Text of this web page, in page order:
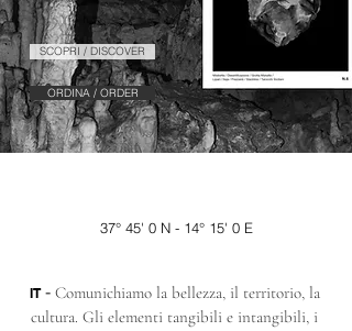
SCOPRI / DISCOVER
ORDINA / ORDER
37° 45' 0 N - 14° 15' 0 E
IT - Comunichiamo la bellezza, il territorio, la
cultura. Gli elementi tangibili e intangibili, i